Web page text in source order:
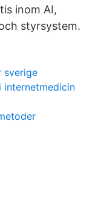
inom AI,
styrsystem.
sverige
internetmedicin